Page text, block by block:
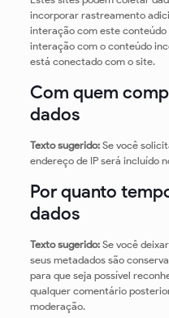
incorporar rastreamento
interação com este
interação com o conteúdo
está conectado com o site.
Com quem
dados
Texto sugerido: Se você
endereço de IP será incluído
Por quanto
dados
Texto sugerido: Se você
seus metadados são
para que seja possível
qualquer comentário
moderação.